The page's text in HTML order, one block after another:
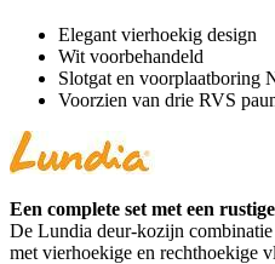
Elegant vierhoekig design
Wit voorbehandeld
Slotgat en voorplaatboring
Voorzien van drie RVS
Een complete set met een
De Lundia deur-kozijn
met vierhoekige en rechthoekige